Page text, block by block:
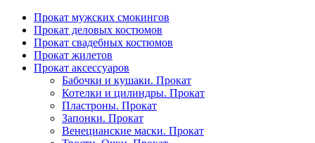
Прокат мужских смокингов
Прокат деловых костюмов
Прокат свадебных костюмов
Прокат жилетов
Прокат аксессуаров
Бабочки и кушаки. Прокат
Котелки и цилиндры. Прокат
Пластроны. Прокат
Запонки. Прокат
Венецианские маски. Прокат